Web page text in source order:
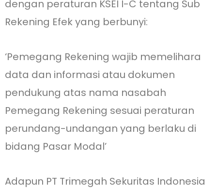
dengan peraturan KSEI I-C tentang Sub
Rekening Efek yang berbunyi:
‘Pemegang Rekening wajib memelihara
data dan informasi atau dokumen
pendukung atas nama nasabah
Pemegang Rekening sesuai peraturan
perundang-undangan yang berlaku di
bidang Pasar Modal’
Adapun PT Trimegah Sekuritas Indonesia